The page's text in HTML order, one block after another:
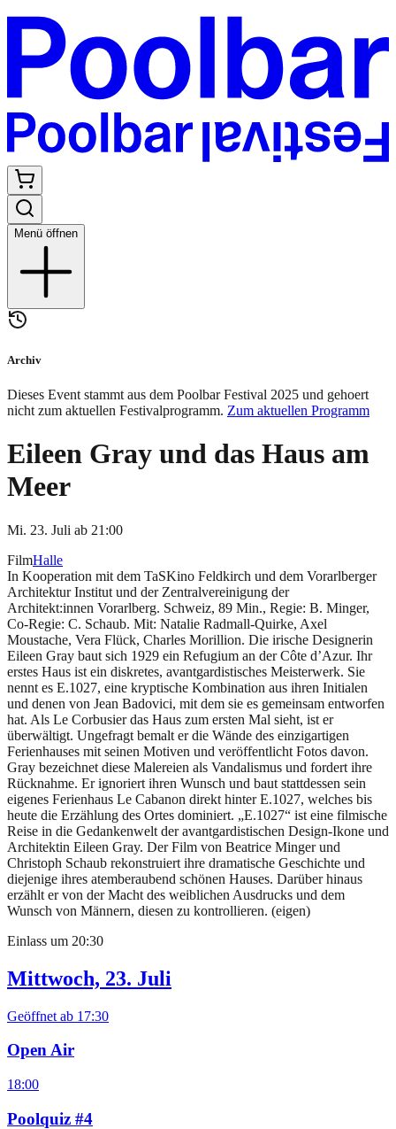
Menü öffnen
Archiv
Dieses Event stammt aus dem Poolbar Festival 2025 und gehoert
nicht zum aktuellen Festivalprogramm. Zum aktuellen Programm
Eileen Gray und das Haus am
Meer
Mi. 23. Juli ab 21:00
FilmHalle
In Kooperation mit dem TaSKino Feldkirch und dem Vorarlberger
Architektur Institut und der Zentralvereinigung der
Architekt:innen Vorarlberg. Schweiz, 89 Min., Regie: B. Minger,
Co-Regie: C. Schaub. Mit: Natalie Radmall-Quirke, Axel
Moustache, Vera Flück, Charles Morillion. Die irische Designerin
Eileen Gray baut sich 1929 ein Refugium an der Côte d’Azur. Ihr
erstes Haus ist ein diskretes, avantgardistisches Meisterwerk. Sie
nennt es E.1027, eine kryptische Kombination aus ihren Initialen
und denen von Jean Badovici, mit dem sie es gemeinsam entworfen
hat. Als Le Corbusier das Haus zum ersten Mal sieht, ist er
überwältigt. Ungefragt bemalt er die Wände des einzigartigen
Ferienhauses mit seinen Motiven und veröffentlicht Fotos davon.
Gray bezeichnet diese Malereien als Vandalismus und fordert ihre
Rücknahme. Er ignoriert ihren Wunsch und baut stattdessen sein
eigenes Ferienhaus Le Cabanon direkt hinter E.1027, welches bis
heute die Erzählung des Ortes dominiert. „E.1027“ ist eine filmische
Reise in die Gedankenwelt der avantgardistischen Design-Ikone und
Architektin Eileen Gray. Der Film von Beatrice Minger und
Christoph Schaub rekonstruiert ihre dramatische Geschichte und
diejenige ihres atemberaubend schönen Hauses. Darüber hinaus
erzählt er von der Macht des weiblichen Ausdrucks und dem
Wunsch von Männern, diesen zu kontrollieren. (eigen)
Einlass um 20:30
Mittwoch, 23. Juli
Geöffnet ab 17:30
Open Air
18:00
Poolquiz #4